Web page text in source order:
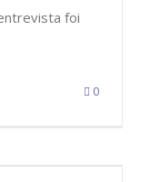
foi
0